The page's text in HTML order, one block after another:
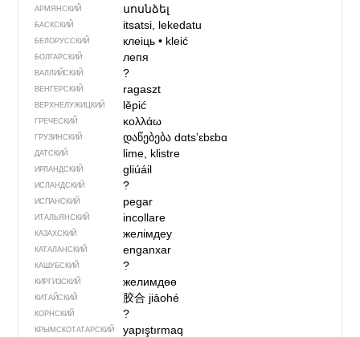
АРМЯНСКИЙ սոսնձել
БАСКСКИЙ itsatsi, lekedatu
БЕЛОРУССКИЙ клеіць• kleić
БОЛГАРСКИЙ лепя
ВАЛЛИЙСКИЙ ?
ВЕНГЕРСКИЙ ragaszt
ВЕРХНЕЛУЖИЦКИЙ lěpić
ГРЕЧЕСКИЙ κολλάω
ГРУЗИНСКИЙ დაწებებაdɑtsʼɛbɛbɑ
ДАТСКИЙ lime, klistre
ИРЛАНДСКИЙ gliúáil
ИСЛАНДСКИЙ ?
ИСПАНСКИЙ pegar
ИТАЛЬЯНСКИЙ incollare
КАЗАХСКИЙ желімдеу
КАТАЛАНСКИЙ enganxar
КАШУБСКИЙ ?
КИРГИЗСКИЙ желимдөө
КИТАЙСКИЙ 胶合 jiāohé
КОРНСКИЙ ?
КРЫМСКО­ТАТАРСКИЙ yapıştırmaq